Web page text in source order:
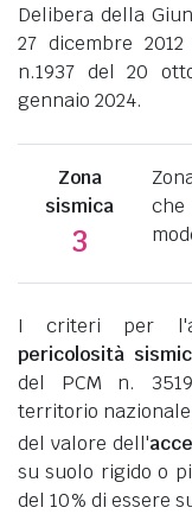
Delibera della
27 dicembre
n.1937 del 20
gennaio 2024.
Zona
sismica
3
che
I criteri per
pericolosità
del PCM n.
territorio
del valore dell'
su suolo rigido o
del 10% di essere